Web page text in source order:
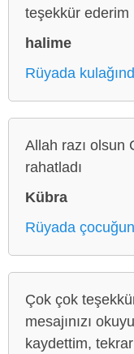
teşekkür ederim
halime
Rüyada
Allah razı olsun
rahatladı
Kübra
Rüyada
Çok çok
mesajınızı
kaydettim,